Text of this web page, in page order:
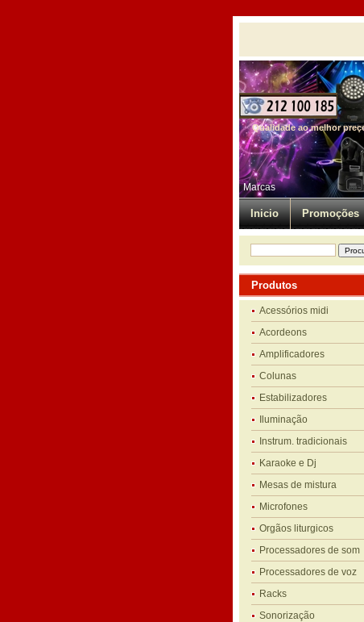
Qualidade ao melhor
Marcas
Inicio Promoções
Produtos
Acessórios midi
Acordeons
Amplificadores
Colunas
Estabilizadores
Iluminação
Instrum. tradicionais
Karaoke e Dj
Mesas de mistura
Microfones
Orgãos liturgicos
Processadores de som
Processadores de voz
Racks
Sonorização